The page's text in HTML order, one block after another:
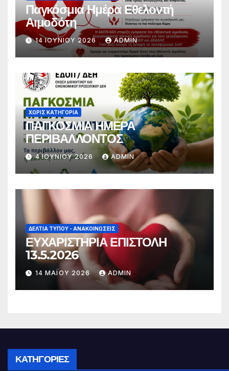
Παγκόσμια Ημέρα Εθελοντή
Αιμοδότη
14 ΙΟΥΝΊΟΥ 2026 ADMIN
ΧΩΡΊΣ ΚΑΤΗΓΟΡΊΑ
ΠΑΓΚΟΣΜΙΑ ΗΜΕΡΑ
ΠΕΡΙΒΑΛΛΟΝΤΟΣ
4 ΙΟΥΝΊΟΥ 2026 ADMIN
ΔΕΛΤΊΑ ΤΎΠΟΥ - ΑΝΑΚΟΙΝΏΣΕΙΣ
ΕΥΧΑΡΙΣΤΗΡΙΑ ΕΠΙΣΤΟΛΗ
13.5.2026
14 ΜΑΪ́ΟΥ 2026 ADMIN
ΚΑΤΗΓΟΡΊΕΣ